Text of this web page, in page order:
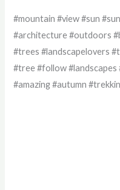
#mountain #view #sun
#architecture #outdoors
#trees #landscapelovers
#tree #follow
#amazing #autumn